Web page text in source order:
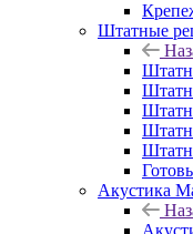
Штатные
Акустика